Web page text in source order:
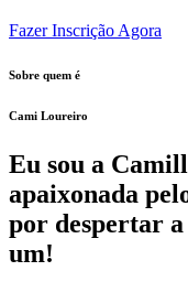
Fazer Inscrição Agora
Sobre quem é
Cami Loureiro
Eu sou a
apaixonada
por despertar
um!